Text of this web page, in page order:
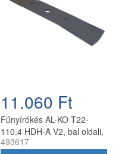
11.060 Ft
Fűnyírókés AL-KO T22-
110.4 HDH-A V2, bal oldali,
40 cm
493617